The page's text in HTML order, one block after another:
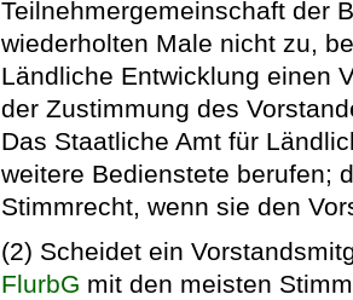
Teilnehmergemeinschaft der
wiederholten Male nicht zu,
Ländliche Entwicklung einen
der Zustimmung des
Das Staatliche Amt für
weitere Bedienstete berufen;
Stimmrecht, wenn sie den
(2) Scheidet ein
FlurbG mit den meisten